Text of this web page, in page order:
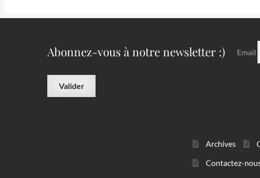
Abonnez-vous à notre newsletter :) Email
Archives
Contactez-